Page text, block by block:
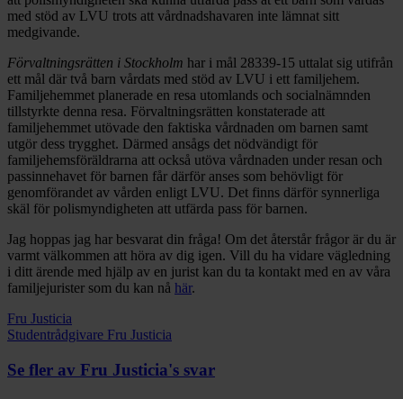
med stöd av LVU trots att vårdnadshavaren inte lämnat sitt
medgivande.
Förvaltningsrätten i Stockholm har i mål 28339-15 uttalat sig utifrån
ett mål där två barn vårdats med stöd av LVU i ett familjehem.
Familjehemmet planerade en resa utomlands och socialnämnden
tillstyrkte denna resa. Förvaltningsrätten konstaterade att
familjehemmet utövade den faktiska vårdnaden om barnen samt
utgör dess trygghet. Därmed ansågs det nödvändigt för
familjehemsföräldrarna att också utöva vårdnaden under resan och
passinnehavet för barnen får därför anses som behövligt för
genomförandet av vården enligt LVU. Det finns därför synnerliga
skäl för polismyndigheten att utfärda pass för barnen.
Jag hoppas jag har besvarat din fråga! Om det återstår frågor är du är
varmt välkommen att höra av dig igen. Vill du ha vidare vägledning
i ditt ärende med hjälp av en jurist kan du ta kontakt med en av våra
familjejurister som du kan nå här.
Fru Justicia
Studentrådgivare Fru Justicia
Se fler av Fru Justicia's svar